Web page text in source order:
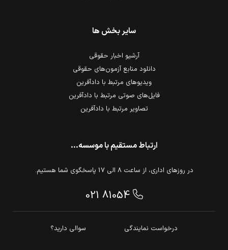
ارتباط مستقیم با موسسه...
در روزهای اداری، از ساعت 8 الی 17 پاسخگوی شما هستیم.
021 81054
درخواست نمایندگی سوالی دارید؟
سایر بخش ها
آرشیو اخبار حقوقی
دانلود منابع آزمون‌های حقوقی
ویدیوهای مرتبط با دادآفرین
فایل‌های صوتی مرتبط با دادآفرین
تصاویر مرتبط با دادآفرین